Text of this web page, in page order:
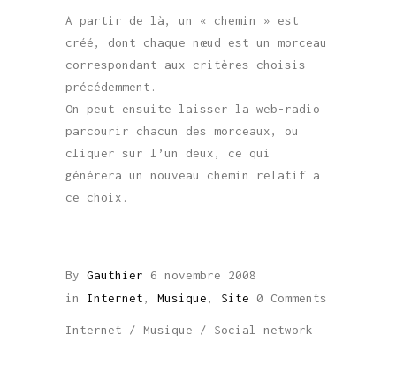
A partir de là, un « chemin » est
créé, dont chaque nœud est un morceau
correspondant aux critères choisis
précédemment.
On peut ensuite laisser la web-radio
parcourir chacun des morceaux, ou
cliquer sur l’un deux, ce qui
générera un nouveau chemin relatif a
ce choix.
By Gauthier
6 novembre 2008
in Internet, Musique, Site 0 Comments
Internet / Musique / Social network